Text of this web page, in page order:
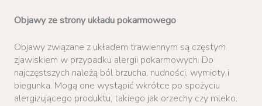
Objawy ze strony układu pokarmowego
Objawy związane z układem trawiennym są częstym
zjawiskiem w przypadku alergii pokarmowych. Do
najczęstszych należą ból brzucha, nudności, wymioty i
biegunka. Mogą one wystąpić wkrótce po spożyciu
alergizującego produktu, takiego jak orzechy czy mleko.